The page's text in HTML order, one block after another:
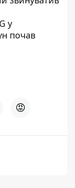
у
почав
😡